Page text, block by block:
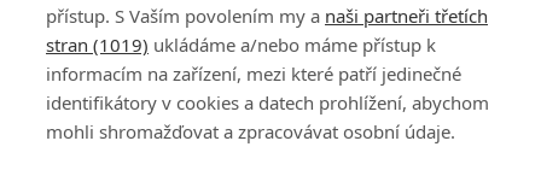
přístup. S Vaším povolením my a naši partneři třetích
stran (1019) ukládáme a/nebo máme přístup k
informacím na zařízení, mezi které patří jedinečné
identifikátory v cookies a datech prohlížení, abychom
mohli shromažďovat a zpracovávat osobní údaje.